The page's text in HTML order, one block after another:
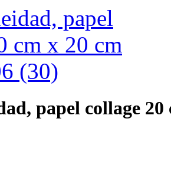
papel collage 20